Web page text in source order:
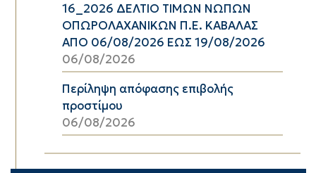
16_2026 ΔΕΛΤΙΟ ΤΙΜΩΝ ΝΩΠΩΝ
ΟΠΩΡΟΛΑΧΑΝΙΚΩΝ Π.Ε. ΚΑΒΑΛΑΣ
ΑΠΟ 06/08/2026 ΕΩΣ 19/08/2026
06/08/2026
Περίληψη απόφασης επιβολής
προστίμου
06/08/2026